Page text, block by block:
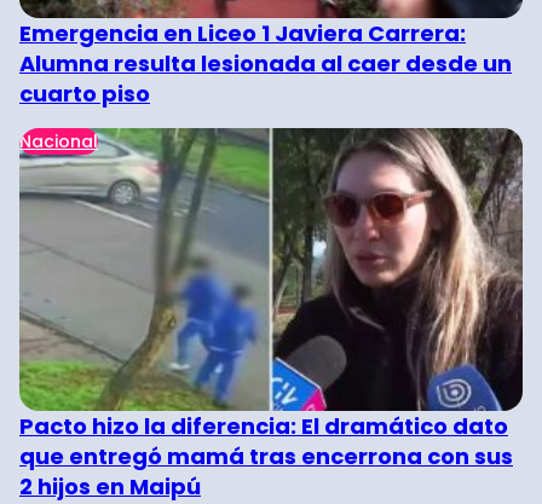
Emergencia en Liceo 1 Javiera Carrera:
Alumna resulta lesionada al caer desde un
cuarto piso
Nacional
Pacto hizo la diferencia: El dramático dato
que entregó mamá tras encerrona con sus
2 hijos en Maipú